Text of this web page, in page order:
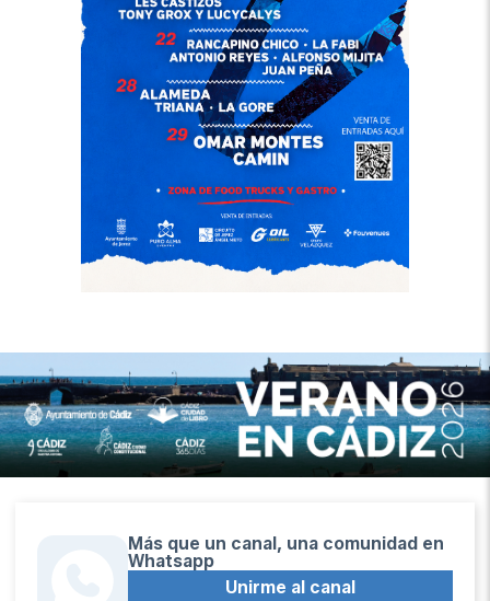
Más que un canal, una comunidad en
Whatsapp
Unirme al canal